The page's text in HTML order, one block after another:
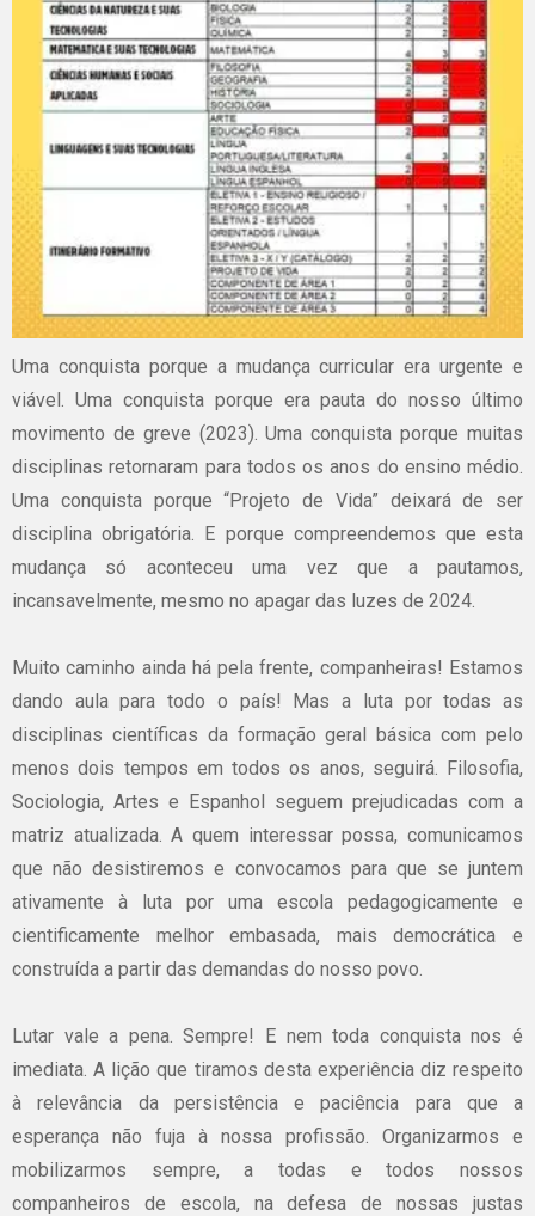
Uma conquista porque a mudança curricular era urgente e
viável. Uma conquista porque era pauta do nosso último
movimento de greve (2023). Uma conquista porque muitas
disciplinas retornaram para todos os anos do ensino médio.
Uma conquista porque “Projeto de Vida” deixará de ser
disciplina obrigatória. E porque compreendemos que esta
mudança só aconteceu uma vez que a pautamos,
incansavelmente, mesmo no apagar das luzes de 2024.
Muito caminho ainda há pela frente, companheiras! Estamos
dando aula para todo o país! Mas a luta por todas as
disciplinas científicas da formação geral básica com pelo
menos dois tempos em todos os anos, seguirá. Filosofia,
Sociologia, Artes e Espanhol seguem prejudicadas com a
matriz atualizada. A quem interessar possa, comunicamos
que não desistiremos e convocamos para que se juntem
ativamente à luta por uma escola pedagogicamente e
cientificamente melhor embasada, mais democrática e
construída a partir das demandas do nosso povo.
Lutar vale a pena. Sempre! E nem toda conquista nos é
imediata. A lição que tiramos desta experiência diz respeito
à relevância da persistência e paciência para que a
esperança não fuja à nossa profissão. Organizarmos e
mobilizarmos sempre, a todas e todos nossos
companheiros de escola, na defesa de nossas justas